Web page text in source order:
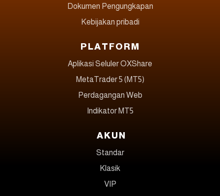
Dokumen Pengungkapan
Kebijakan pribadi
PLATFORM
Aplikasi Seluler OXShare
MetaTrader 5 (MT5)
Perdagangan Web
Indikator MT5
AKUN
Standar
Klasik
VIP